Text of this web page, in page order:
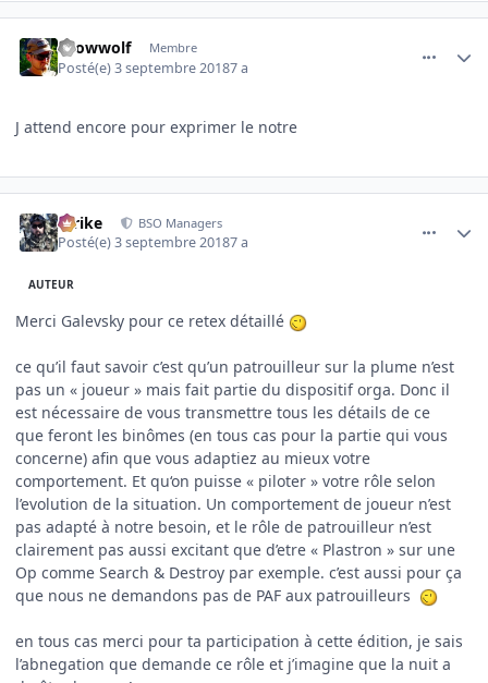
snowwolf Membre
Posté(e)3 septembre 20187 a
J attend encore pour exprimer le notre
Strike BSO Managers
Posté(e)3 septembre 20187 a
AUTEUR
Merci Galevsky pour ce retex détaillé
ce qu’il faut savoir c’est qu’un patrouilleur sur la plume n’est
pas un « joueur » mais fait partie du dispositif orga. Donc il
est nécessaire de vous transmettre tous les détails de ce
que feront les binômes (en tous cas pour la partie qui vous
concerne) afin que vous adaptiez au mieux votre
comportement. Et qu‘on puisse « piloter » votre rôle selon
l’evolution de la situation. Un comportement de joueur n’est
pas adapté à notre besoin, et le rôle de patrouilleur n’est
clairement pas aussi excitant que d’etre « Plastron » sur une
Op comme Search & Destroy par exemple. c’est aussi pour ça
que nous ne demandons pas de PAF aux patrouilleurs
en tous cas merci pour ta participation à cette édition, je sais
l’abnegation que demande ce rôle et j’imagine que la nuit a